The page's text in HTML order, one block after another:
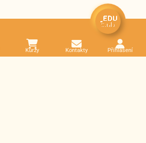
Kurzy Kontakty Přihlášení